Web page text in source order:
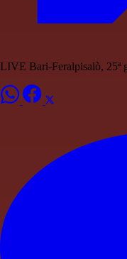
LIVE Bari-Feralpisalò, 25ª